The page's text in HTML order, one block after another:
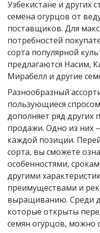
Узбекистане и других
семена огурцов от
поставщиков. Для
потребностей
сорта популярной
предлагаются Насим,
Мирабелл и другие
Разнообразный
пользующиеся
дополняет ряд
продажи. Одно из них
каждой позиции.
сорта, вы сможете
особенностями,
другими
преимуществами и
выращиванию. Среди
которые открыты
семян огурцов, можно